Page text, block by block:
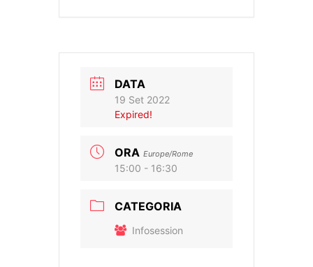
DATA
19 Set 2022
Expired!
ORA Europe/Rome
15:00 - 16:30
CATEGORIA
Infosession